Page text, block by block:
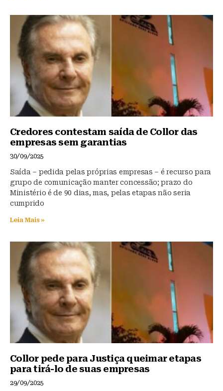
Credores contestam saída de Collor das
empresas sem garantias
30/09/2025
Saída – pedida pelas próprias empresas – é recurso para
grupo de comunicação manter concessão; prazo do
Ministério é de 90 dias, mas, pelas etapas não seria
cumprido
Leia Mais »
Collor pede para Justiça queimar etapas
para tirá-lo de suas empresas
29/09/2025